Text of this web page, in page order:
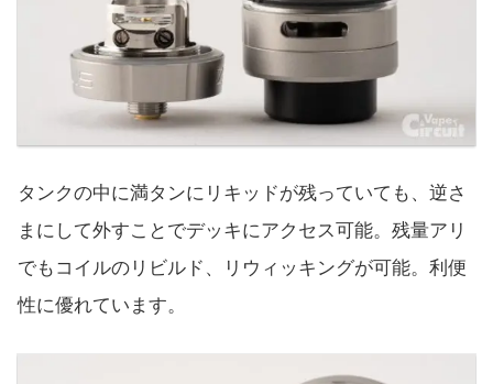
タンクの中に満タンにリキッドが残っていても、逆さ
まにして外すことでデッキにアクセス可能。残量アリ
でもコイルのリビルド、リウィッキングが可能。利便
性に優れています。